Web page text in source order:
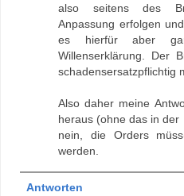
also seitens des
Anpassung erfolgen
es hierfür aber
Willenserklärung. Der
schadensersatzpflichtig
Also daher meine
heraus (ohne das in der
nein, die Orders
werden.
Antworten